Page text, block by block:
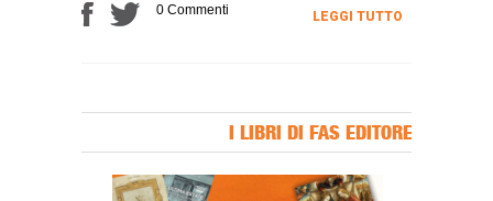
0 Commenti LEGGI TUTTO
I LIBRI DI FAS EDITORE